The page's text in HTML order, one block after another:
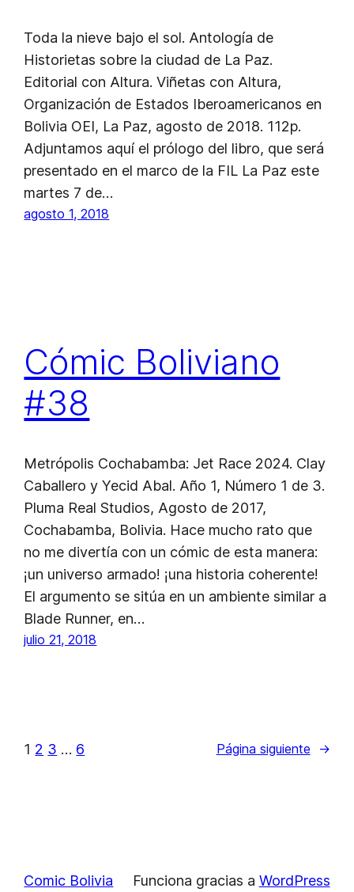
Toda la nieve bajo el sol. Antología de
Historietas sobre la ciudad de La Paz.
Editorial con Altura. Viñetas con Altura,
Organización de Estados Iberoamericanos en
Bolivia OEI, La Paz, agosto de 2018. 112p.
Adjuntamos aquí el prólogo del libro, que será
presentado en el marco de la FIL La Paz este
martes 7 de…
agosto 1, 2018
Cómic Boliviano
#38
Metrópolis Cochabamba: Jet Race 2024. Clay
Caballero y Yecid Abal. Año 1, Número 1 de 3.
Pluma Real Studios, Agosto de 2017,
Cochabamba, Bolivia. Hace mucho rato que
no me divertía con un cómic de esta manera:
¡un universo armado! ¡una historia coherente!
El argumento se sitúa en un ambiente similar a
Blade Runner, en…
julio 21, 2018
1 2 3 … 6 Página siguiente →
Comic Bolivia Funciona gracias a WordPress